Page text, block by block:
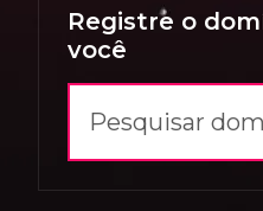
Registre o
você